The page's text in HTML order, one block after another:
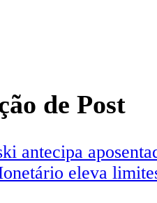
de Post
antecipa
eleva